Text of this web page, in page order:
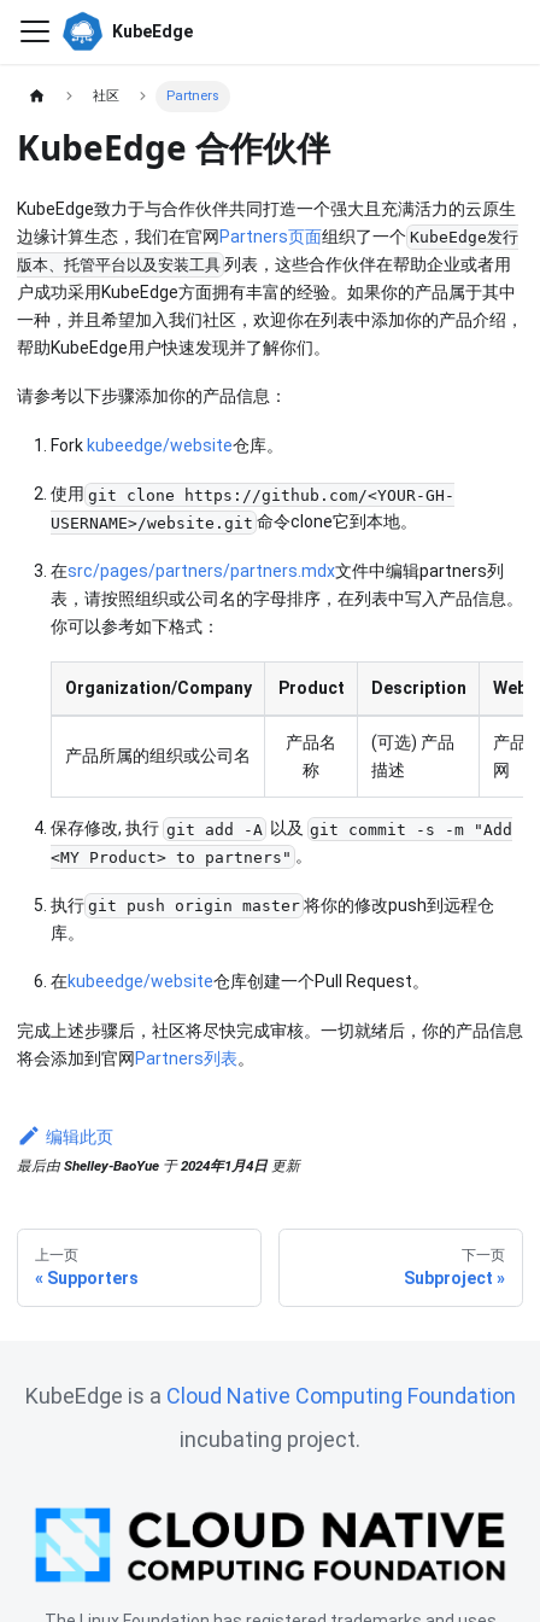
KubeEdge
社区 Partners
KubeEdge 合作伙伴
KubeEdge致力于与合作伙伴共同打造一个强大且充满活力的云原生
边缘计算生态，我们在官网Partners页面组织了一个 KubeEdge发行
版本、托管平台以及安装工具 列表，这些合作伙伴在帮助企业或者用
户成功采用KubeEdge方面拥有丰富的经验。如果你的产品属于其中
一种，并且希望加入我们社区，欢迎你在列表中添加你的产品介绍，
帮助KubeEdge用户快速发现并了解你们。
请参考以下步骤添加你的产品信息：
Forkkubeedge/website仓库。
使用 git clone https://github.com/<YOUR-GH-
USERNAME>/website.git 命令clone它到本地。
在src/pages/partners/partners.mdx文件中编辑partners列
表，请按照组织或公司名的字母排序，在列表中写入产品信息。
你可以参考如下格式：
Organization/Company Product Description
产品所属的组织或公司名
产品名
称
(可选) 产品
描述
产品
网
保存修改, 执行 git add -A 以及 git commit -s -m "Add
<MY Product> to partners" 。
执行 git push origin master 将你的修改push到远程仓
库。
在kubeedge/website仓库创建一个Pull Request。
完成上述步骤后，社区将尽快完成审核。一切就绪后，你的产品信息
将会添加到官网Partners列表。
编辑此页
最后由 Shelley-BaoYue 于2024年1月4日 更新
上一页
Supporters
下一页
Subproject
KubeEdge is a Cloud Native Computing Foundation
incubating project.